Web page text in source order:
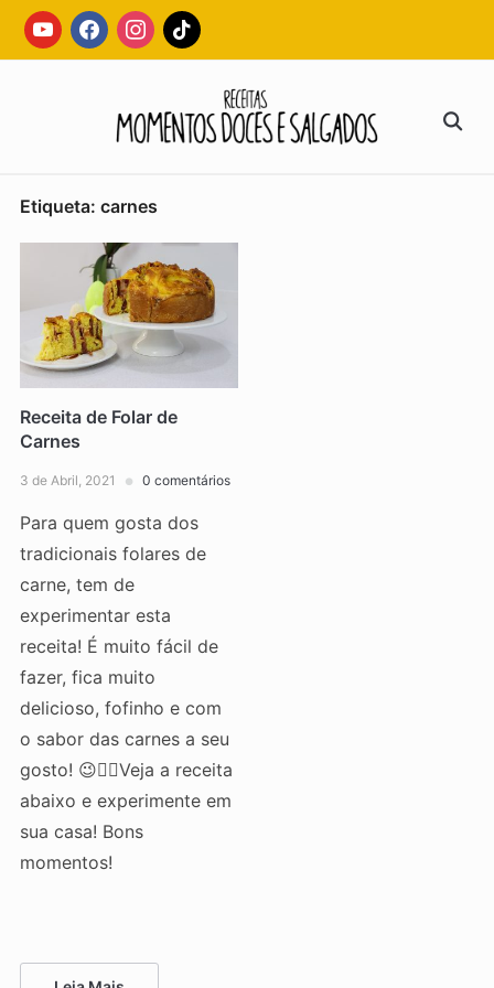
Skipyoutubefacebookinstagram
tiktok
Search
for:
Etiqueta: carnes
Receita de Folar de
Carnes
3 de Abril, 2021 0 comentários
Para quem gosta dos
tradicionais folares de
carne, tem de
experimentar esta
receita! É muito fácil de
fazer, fica muito
delicioso, fofinho e com
o sabor das carnes a seu
gosto! 😉👌🏻Veja a receita
abaixo e experimente em
sua casa! Bons
momentos!